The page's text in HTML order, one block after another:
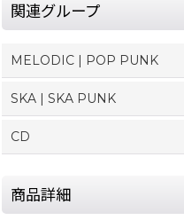
関連グループ
MELODIC | POP PUNK
SKA | SKA PUNK
CD
商品詳細